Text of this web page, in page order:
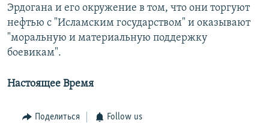
Эрдогана и его окружение в том, что они торгуют
нефтью с "Исламским государством" и оказывают
"моральную и материальную поддержку
боевикам".
Настоящее Время
Поделиться Follow us